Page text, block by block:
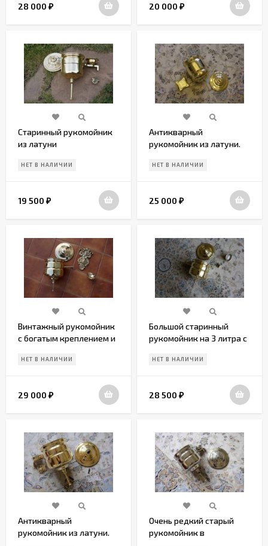
28 000 ₽ 20 000 ₽
Старинный рукомойник
из латуни
НЕТ В НАЛИЧИИ
19 500 ₽
Антикварный
рукомойник из латуни.
НЕТ В НАЛИЧИИ
25 000 ₽
Винтажный рукомойник
с богатым креплением и
НЕТ В НАЛИЧИИ
29 000 ₽
Большой старинный
рукомойник на 3 литра с
НЕТ В НАЛИЧИИ
28 500 ₽
Антикварный
рукомойник из латуни.
Очень редкий старый
рукомойник в